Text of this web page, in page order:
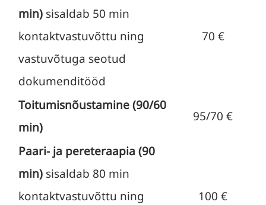
min)sisaldab 50 min
kontaktvastuvõttu ning
vastuvõtuga seotud
dokumenditööd
70 €
Toitumisnõustamine (90/60
min)
95/70 €
Paari- ja pereteraapia (90
min)sisaldab 80 min
kontaktvastuvõttu ning
100 €